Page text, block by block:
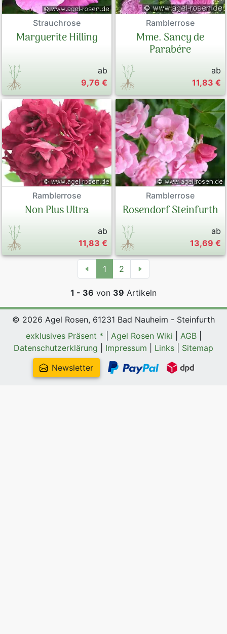
Strauchrose
Marguerite Hilling
ab
9,76 €
Ramblerrose
Mme. Sancy de
Parabére
ab
11,83 €
Ramblerrose
Non Plus Ultra
ab
11,83 €
Ramblerrose
Rosendorf Steinfurth
ab
13,69 €
1 2
1 - 36 von 39 Artikeln
© 2026 Agel Rosen, 61231 Bad Nauheim - Steinfurth
exklusives Präsent *
Agel Rosen Wiki AGB|
Datenschutzerklärung
Impressum Links
Sitemap
Newsletter